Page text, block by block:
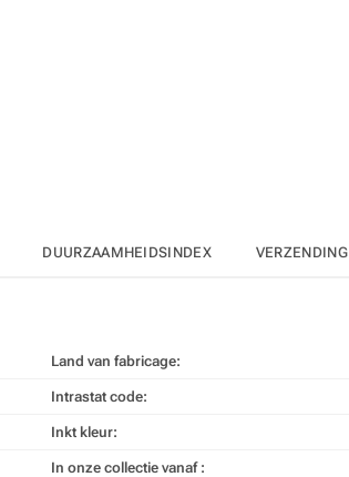
DUURZAAMHEIDSINDEX VERZENDING
Land van fabricage:
Intrastat code:
Inkt kleur:
In onze collectie vanaf :